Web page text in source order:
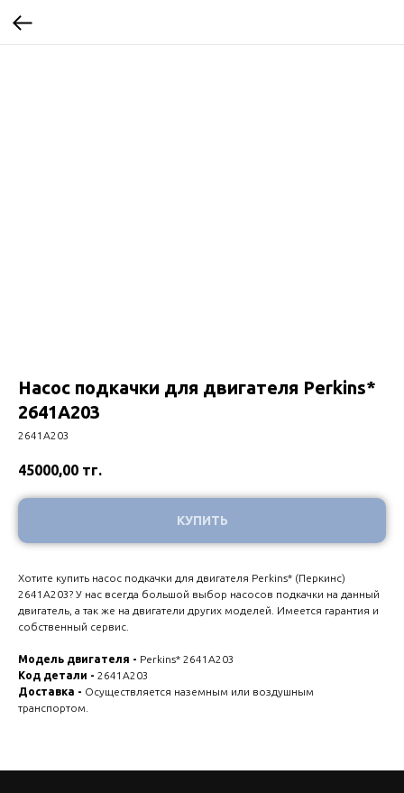
Насос подкачки для двигателя Perkins*
2641А203
2641А203
45000,00 тг.
КУПИТЬ
Хотите купить насос подкачки для двигателя Perkins* (Перкинс)
2641А203? У нас всегда большой выбор насосов подкачки на данный
двигатель, а так же на двигатели других моделей. Имеется гарантия и
собственный сервис.
Модель двигателя - Perkins* 2641А203
Код детали - 2641А203
Доставка - Осуществляется наземным или воздушным
транспортом.